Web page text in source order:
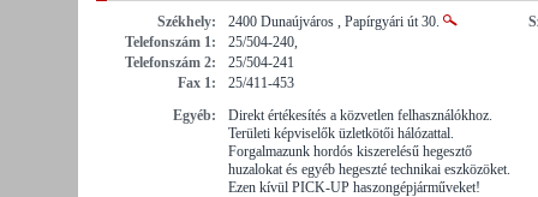
Székhely:
2400 Dunaújváros , Papírgyári út 30.
Telefonszám 1:
25/504-240,
Telefonszám 2:
25/504-241
Fax 1:
25/411-453
Egyéb:
Direkt értékesítés a közvetlen felhasználókhoz.
Területi képviselők üzletkötői hálózattal.
Forgalmazunk hordós kiszerelésű hegesztő
huzalokat és egyéb hegeszté technikai eszközöket.
Ezen kívül PICK-UP haszongépjárműveket!